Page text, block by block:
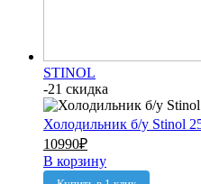
STINOL
-21 скидка
Холодильник б/у Stinol
10990₽
В корзину